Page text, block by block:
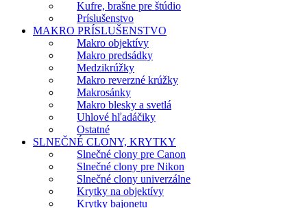
Kufre, brašne pre štúdio
Príslušenstvo
MAKRO PRÍSLUŠENSTVO
Makro objektívy
Makro predsádky
Medzikrúžky
Makro reverzné krúžky
Makrosánky
Makro blesky a svetlá
Uhlové hľadáčiky
Ostatné
SLNEČNÉ CLONY, KRYTKY
Slnečné clony pre Canon
Slnečné clony pre Nikon
Slnečné clony univerzálne
Krytky na objektívy
Krytky bajonetu